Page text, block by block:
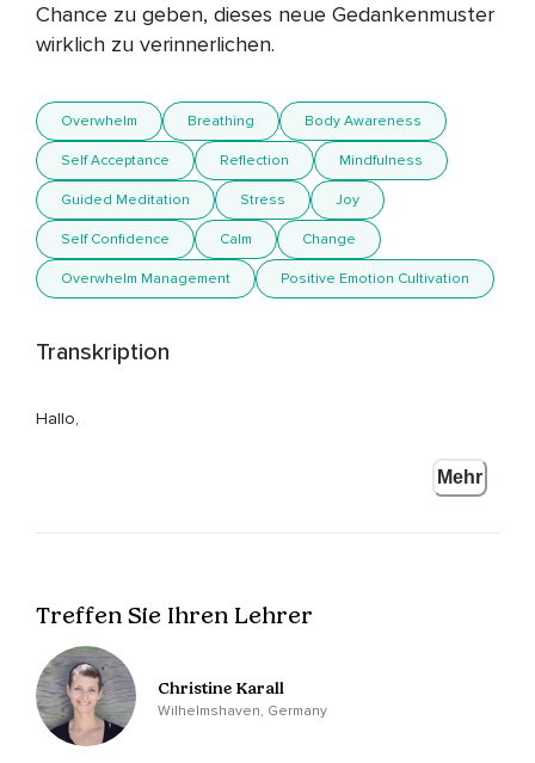
Chance zu geben, dieses neue Gedankenmuster
wirklich zu verinnerlichen.
Overwhelm Breathing Body Awareness
Self Acceptance Reflection Mindfulness
Guided Meditation Stress Joy
Self Confidence Calm Change
Overwhelm Management Positive Emotion Cultivation
Transkription
Hallo,
Mit dem Gefühl der Überforderung besser umzugehen.
Das bedeutet,
Wenn du gerade das Gefühl hast,
Überfordert zu sein,
Mehr
Treffen Sie Ihren Lehrer
Christine Karall
Wilhelmshaven, Germany